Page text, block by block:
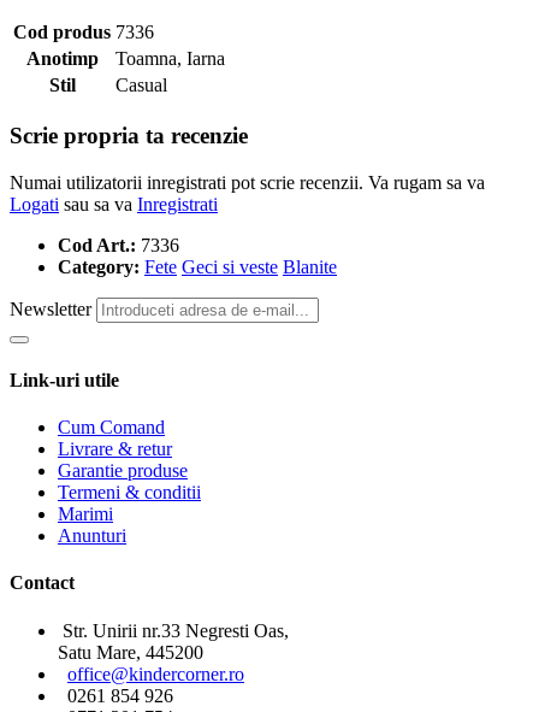
Cod produs 7336
Anotimp
Toamna, Iarna
Stil
Casual
Scrie propria ta recenzie
Numai utilizatorii inregistrati pot scrie recenzii. Va rugam sa va
Logati sau sa va Inregistrati
Cod Art.: 7336
Category: Fete Geci si veste Blanite
Newsletter
Link-uri utile
Cum Comand
Livrare & retur
Garantie produse
Termeni & conditii
Marimi
Anunturi
Contact
Str. Unirii nr.33 Negresti Oas,
Satu Mare, 445200
office@kindercorner.ro
0261 854 926